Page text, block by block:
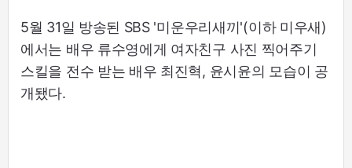
5월 31일 방송된 SBS '미운우리새끼'(이하 미우새)
에서는 배우 류수영에게 여자친구 사진 찍어주기
스킬을 전수 받는 배우 최진혁, 윤시윤의 모습이 공
개됐다.